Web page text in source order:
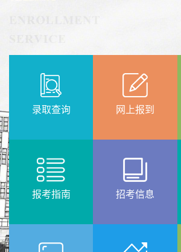
录取查询 网上报到
报考指南 招考信息